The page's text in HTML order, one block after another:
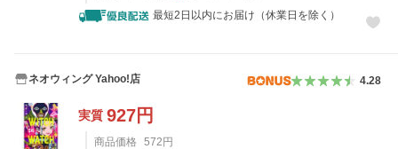
最短2日以内にお届け（休業日を除く）
ネオウィング Yahoo!店 4.28
実質 927円
商品価格 572 円